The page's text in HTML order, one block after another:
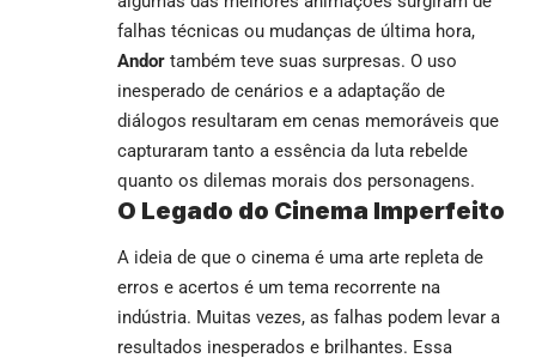
falhas técnicas ou mudanças de última hora,
Andor também teve suas surpresas. O uso
inesperado de cenários e a adaptação de
diálogos resultaram em cenas memoráveis que
capturaram tanto a essência da luta rebelde
quanto os dilemas morais dos personagens.
O Legado do Cinema Imperfeito
A ideia de que o cinema é uma arte repleta de
erros e acertos é um tema recorrente na
indústria. Muitas vezes, as falhas podem levar a
resultados inesperados e brilhantes. Essa